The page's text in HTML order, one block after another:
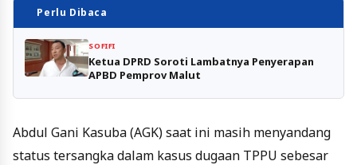
Perlu Dibaca
SOFIFI
Ketua DPRD Soroti Lambatnya Penyerapan
APBD Pemprov Malut
Abdul Gani Kasuba (AGK) saat ini masih menyandang
status tersangka dalam kasus dugaan TPPU sebesar